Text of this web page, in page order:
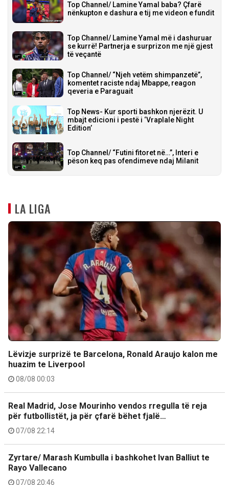
Top Channel/ Lamine Yamal baba? Çfarë
nënkupton e dashura e tij me videon e fundit
Top Channel/ Lamine Yamal më i dashuruar
se kurrë! Partnerja e surprizon me një gjest
të veçantë
Top Channel/ “Njeh vetëm shimpanzetë”,
komentet raciste ndaj Mbappe, reagon
qeveria e Paraguait
Top News- Kur sporti bashkon njerëzit. U
mbajt edicioni i pestë i ‘Vraplale Night
Edition’
Top Channel/ “Futini fitoret në…”, Interi e
pëson keq pas ofendimeve ndaj Milanit
LA LIGA
Lëvizje surprizë te Barcelona, Ronald Araujo kalon me
huazim te Liverpool
08/08 00:03
Real Madrid, Jose Mourinho vendos rregulla të reja
për futbollistët, ja për çfarë bëhet fjalë…
07/08 22:14
Zyrtare/ Marash Kumbulla i bashkohet Ivan Balliut te
Rayo Vallecano
07/08 20:46